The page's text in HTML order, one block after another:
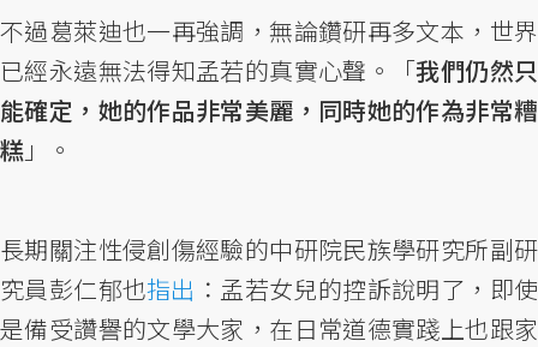
不過葛萊迪也一再強調，無論鑽研再多文本，世界
已經永遠無法得知孟若的真實心聲。「我們仍然只
能確定，她的作品非常美麗，同時她的作為非常糟
糕 」。
長期關注性侵創傷經驗的中研院民族學研究所副研
究員彭仁郁也指出 ：孟若女兒的控訴說明了，即使
是備受讚譽的文學大家，在日常道德實踐上也跟家